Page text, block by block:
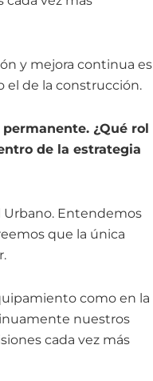
y mejora continua es
de la construcción.
¿Qué rol
de la estrategia
Urbano. Entendemos
que la única
como en la
nuestros
cada vez más